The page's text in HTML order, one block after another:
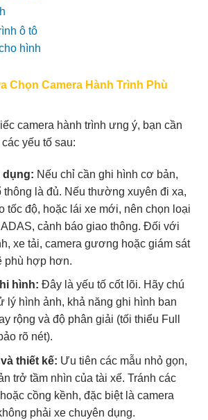
Chọn Camera Hành Trình Phù
camera hành trình ưng ý, bạn cần
yếu tố sau:
dụng: Nếu chỉ cần ghi hình cơ bản,
thông là đủ. Nếu thường xuyên đi xa,
tốc độ, hoặc lái xe mới, nên chọn loại
cảnh báo giao thông. Đối với
xe tải, camera gương hoặc giám sát
phù hợp hơn.
hình: Đây là yếu tố cốt lõi. Hãy chú
lý hình ảnh, khả năng ghi hình ban
rộng và độ phân giải (tối thiểu Full
rõ nét).
thiết kế: Ưu tiên các mẫu nhỏ gọn,
trở tầm nhìn của tài xế. Tránh các
cồng kềnh, đặc biệt là camera
phải xe chuyên dụng.